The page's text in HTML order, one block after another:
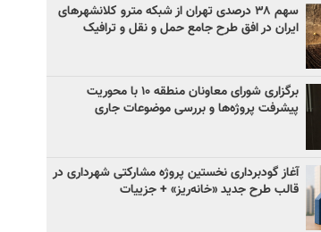
سهم ۳۸ درصدی تهران از شبکه مترو کلانشهرهای
ایران در افق طرح جامع حمل و نقل و ترافیک
برگزاری شورای معاونان منطقه ۱۰ با محوریت
پیشرفت پروژه‌ها و بررسی موضوعات جاری
آغاز گودبرداری نخستین پروژه مشارکتی شهرداری در
قالب طرح جدید «خانه‌ریز» + جزییات